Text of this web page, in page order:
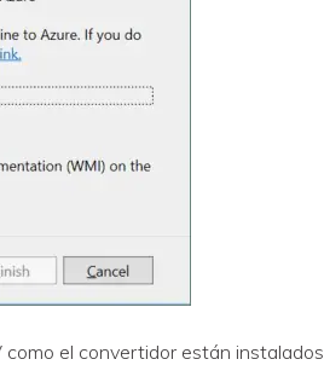
el convertidor están instalados